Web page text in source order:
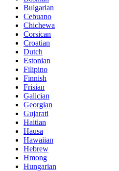
Bulgarian
Cebuano
Chichewa
Corsican
Croatian
Dutch
Estonian
Filipino
Finnish
Frisian
Galician
Georgian
Gujarati
Haitian
Hausa
Hawaiian
Hebrew
Hmong
Hungarian